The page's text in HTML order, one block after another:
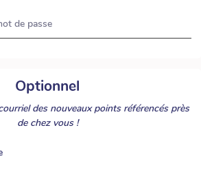
de passe
Optionnel
des nouveaux points référencés près
de chez vous !